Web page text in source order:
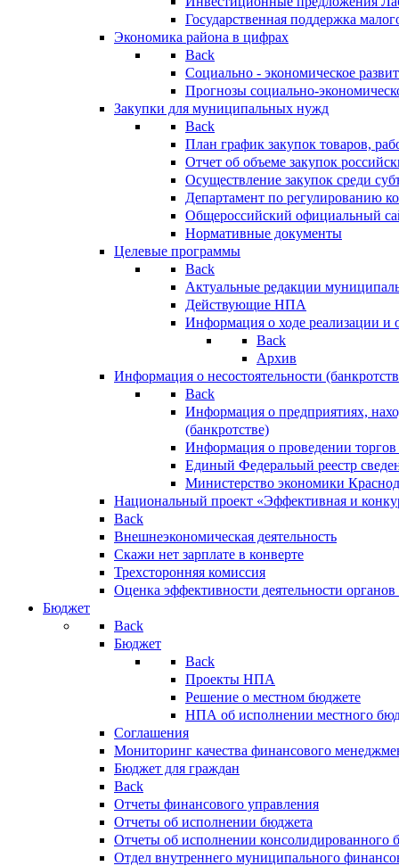
Государственная поддержка
Экономика района в цифрах
Back
Социально - экономическое
Прогнозы социально-
Закупки для муниципальных нужд
Back
План график закупок товаров,
Отчет об объеме закупок
Осуществление закупок среди
Департамент по регулированию
Общероссийский официальный
Нормативные документы
Целевые программы
Back
Актуальные редакции
Действующие НПА
Информация о ходе реализации
Back
Архив
Информация о несостоятельности
Back
Информация о предприятиях,
(банкротстве)
Информация о проведении
Единый Федеральый реестр
Министерство экономики
Национальный проект «Эффективная и
Back
Внешнеэкономическая деятельность
Скажи нет зарплате в конверте
Трехсторонняя комиссия
Оценка эффективности деятельности
Бюджет
Back
Бюджет
Back
Проекты НПА
Решение о местном бюджете
НПА об исполнении местного
Соглашения
Мониторинг качества финансового
Бюджет для граждан
Back
Отчеты финансового управления
Отчеты об исполнении бюджета
Отчеты об исполнении консолидированного
Отдел внутреннего муниципального